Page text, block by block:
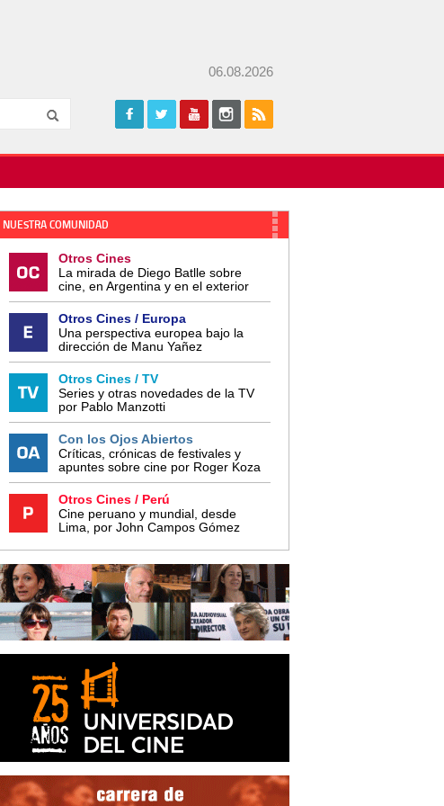
06.08.2026
NUESTRA COMUNIDAD
Otros Cines
La mirada de Diego Batlle sobre
cine, en Argentina y en el exterior
Otros Cines / Europa
Una perspectiva europea bajo la
dirección de Manu Yañez
Otros Cines / TV
Series y otras novedades de la TV
por Pablo Manzotti
Con los Ojos Abiertos
Críticas, crónicas de festivales y
apuntes sobre cine por Roger Koza
Otros Cines / Perú
Cine peruano y mundial, desde
Lima, por John Campos Gómez